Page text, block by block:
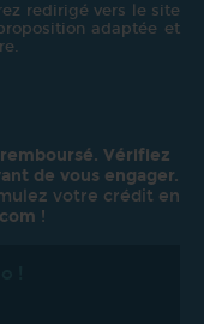
redirigé vers le site
adaptée et
Vérifiez
de vous engager.
votre crédit en
!